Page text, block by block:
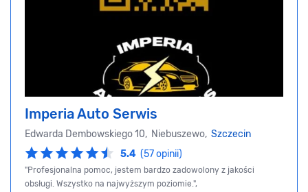
Imperia Auto Serwis
Edwarda Dembowskiego 10, Niebuszewo, Szczecin
5.4 (57 opinii)
"Profesjonalna pomoc, jestem bardzo zadowolony z jakości
obsługi. Wszystko na najwyższym poziomie.",